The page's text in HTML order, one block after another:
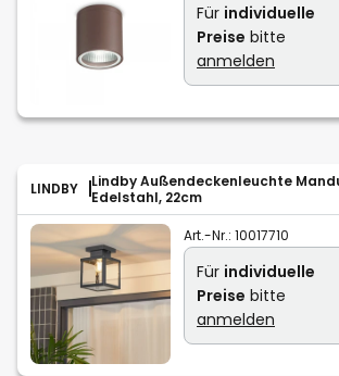
Für individuelle
Preise bitte
anmelden
LINDBY
Lindby Außendeckenleuchte
Edelstahl, 22cm
Art.-Nr.: 10017710
Für individuelle
Preise bitte
anmelden